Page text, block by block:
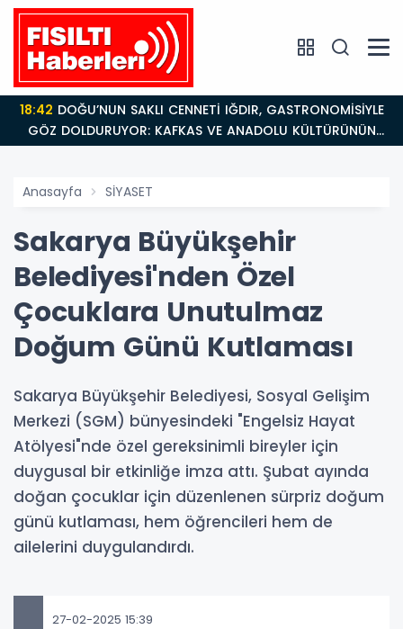
18:42
GÖZ DOLDURUYOR: KAFKAS VE ANADOLU KÜLTÜRÜNÜN
BULUŞMA NOKTASI
Anasayfa SİYASET
Sakarya Büyükşehir
Belediyesi'nden Özel
Çocuklara Unutulmaz
Doğum Günü Kutlaması
Sakarya Büyükşehir Belediyesi, Sosyal Gelişim
Merkezi (SGM) bünyesindeki "Engelsiz Hayat
Atölyesi"nde özel gereksinimli bireyler için
duygusal bir etkinliğe imza attı. Şubat ayında
doğan çocuklar için düzenlenen sürpriz doğum
günü kutlaması, hem öğrencileri hem de
ailelerini duygulandırdı.
27-02-2025 15:39